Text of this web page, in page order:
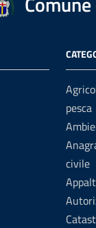
pesca
civile